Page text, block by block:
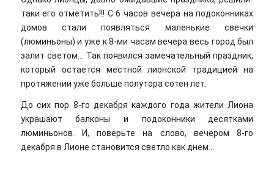
таки его отметить!!! С 6 часов вечера на подоконниках
домов стали появляться маленькие свечки
(люминьоны) и уже к 8-ми часам вечера весь город был
залит светом… Так появился замечательный праздник,
который остается местной лионской традицией на
протяжении уже больше полутора сотен лет.
До сих пор 8-го декабря каждого года жители Лиона
украшают балконы и подоконники десятками
люминьонов. И, поверьте на слово, вечером 8-го
декабря в Лионе становится светло как днем…